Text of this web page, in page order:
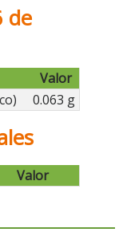
de
Valor
0.063 g
Valor